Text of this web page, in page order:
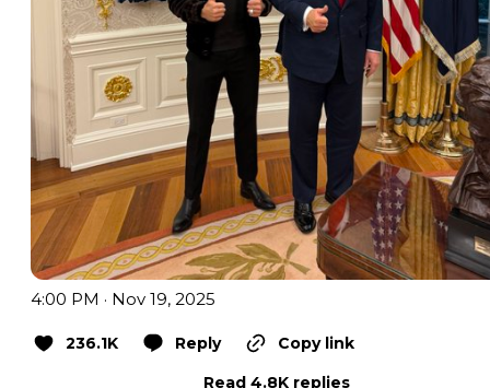
4:00 PM · Nov 19, 2025
236.1K Reply
Copy link
Read 4.8K replies